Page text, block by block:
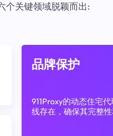
个关键领域脱颖而出:
品牌保护
911Proxy的动态住宅
线存在，确保其完整性